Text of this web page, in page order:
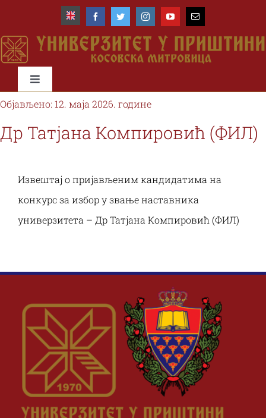
content
Toggle
Navigation
Почетна
Факултети
Студије и студенти
Међународна сарадња
Алумни
Објављено: 12. маја 2026. године
Др Татјана Компировић (ФИЛ)
Извештај о пријављеним кандидатима на
конкурс за избор у звање наставника
универзитета – Др Татјана Компировић (ФИЛ)